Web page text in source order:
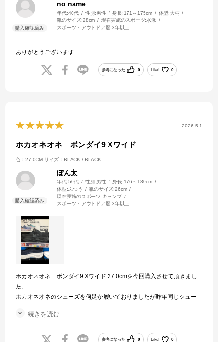
no name
年代:40代 性別:男性 身長:171～175cm 体型:大柄
靴のサイズ:28cm 現在実施のスポーツ:水泳
スポーツ・アウトドア歴:3年以上
ありがとうございます
参考になった 0 Like! 0
2026.5.1
ホカオネオネ ボンダイ9 Xワイド
色：27.0CM サイズ：BLACK / BLACK
ぽん太
年代:50代 性別:男性 身長:176～180cm
体型: ふつう 靴のサイズ:26cm
現在実施のスポーツ:キャンプ
スポーツ・アウトドア歴:3年以上
ホカオネオネ ボンダイ9 Xワイド 27.0cmを今回購入させて頂きまし
た。
ホカオネオネのシューズを何足か履いておりましたが昨年同じシュー
サイズの物を探しておりましたが中々見つからず今回はサイズアップ
1度履いたら病みつきになるシューズだと思いますので是非1度お試し
続きを読む
参考になった 0 Like! 0